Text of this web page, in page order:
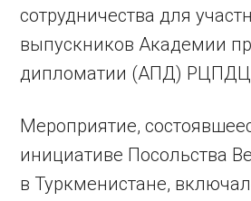
сотрудничества для
выпускников Академии
дипломатии (АПД)
Мероприятие,
инициативе Посольства
в Туркменистане,